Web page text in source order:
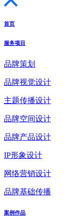
首页
服务项目
品牌策划
品牌视觉设计
主题传播设计
品牌空间设计
品牌产品设计
IP形象设计
网络营销设计
品牌基础传播
案例作品